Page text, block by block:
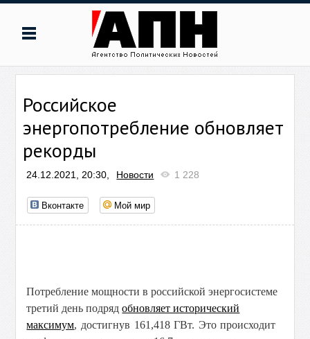
Российское
энергопотребление обновляет
рекорды
24.12.2021, 20:30, Новости 1 228
Вконтакте Мой мир
Потребление мощности в российской энергосистеме
третий день подрядобновляет исторический
максимум, достигнув 161,418 ГВт. Это происходит